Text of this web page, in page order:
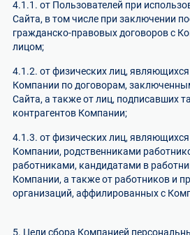
4.1.1. от Пользователей при
Сайта, в том числе при заключении
гражданско-правовых договоров с
лицом;
4.1.2. от физических лиц,
Компании по договорам,
Сайта, а также от лиц, подписавших
контрагентов Компании;
4.1.3. от физических лиц,
Компании, родственниками
работниками, кандидатами в
Компании, а также от работников и
организаций, аффилированных с
5. Цели сбора Компанией